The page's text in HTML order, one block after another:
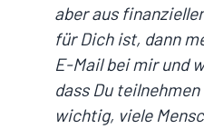
aber aus
für Dich ist, dann
E-Mail bei mir und
dass Du
wichtig, viele